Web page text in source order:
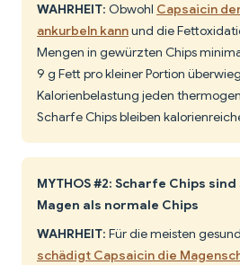
WAHRHEIT: Obwohl Capsaicin
ankurbeln kannund die
Mengen in gewürzten Chips
9 g Fett pro kleiner Portion
Kalorienbelastung jeden
Scharfe Chips bleiben
MYTHOS #2: Scharfe Chips
Magen als normale Chips
WAHRHEIT: Für die meisten
schädigt Capsaicin die